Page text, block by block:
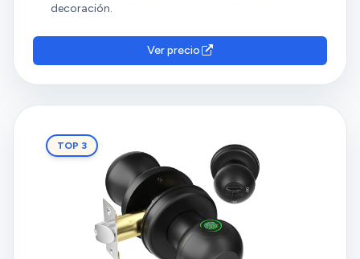
decoración.
Ver precio
TOP 3